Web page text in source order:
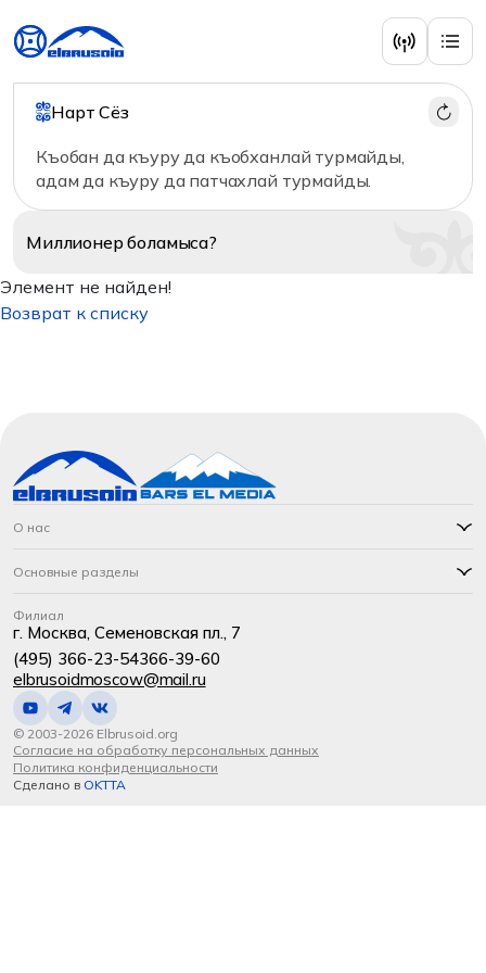
Нарт Сёз
Къобан да къуру да къобханлай турмайды,
адам да къуру да патчахлай турмайды.
Миллионерболамыса?
Элемент не найден!
Возврат к списку
О нас
Основные разделы
Филиал
г. Москва, Семеновская пл., 7
(495) 366-23-54366-39-60
elbrusoidmoscow@mail.ru
© 2003-2026 Elbrusoid.org
Согласие на обработку персональных данных
Политика конфиденциальности
Сделано в OKTTA